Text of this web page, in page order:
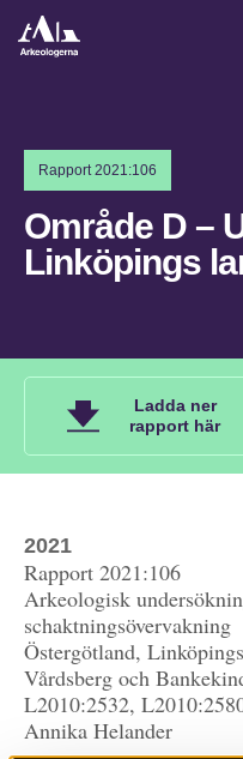
Rapport 2021:106
Område D –
Linköpings
Ladda ner
rapport här
2021
Rapport 2021:106
Arkeologisk
schaktningsövervakning
Östergötland,
Vårdsberg och
L2010:2532,
Annika Helander